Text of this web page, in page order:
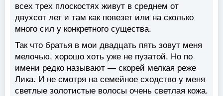
всех трех плоскостях живут в среднем от
двухсот лет и там как повезет или на сколько
много сил у конкретного существа.
Так что братья в мои двадцать пять зовут меня
мелочью, хорошо хоть уже не пузатой. Но по
имени редко называют — скорей мелкая реже
Лика. И не смотря на семейное сходство у меня
светлые золотистые волосы очень светлая кожа.